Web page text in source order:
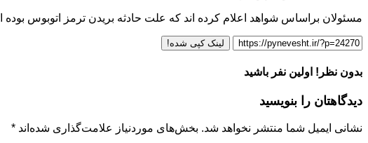
مسئولان براساس شواهد اعلام کرده اند که علت حادثه بریدن ترمز اتوبوس
لینک کپی شده!
بدون نظر! اولین نفر باشید
دیدگاهتان را بنویسید
نشانی ایمیل شما منتشر نخواهد شد. بخش‌های موردنیاز علامت‌گذاری شده‌اند *